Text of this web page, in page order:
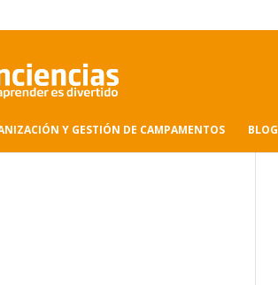
Y GESTIÓN DE CAMPAMENTOS BLOG